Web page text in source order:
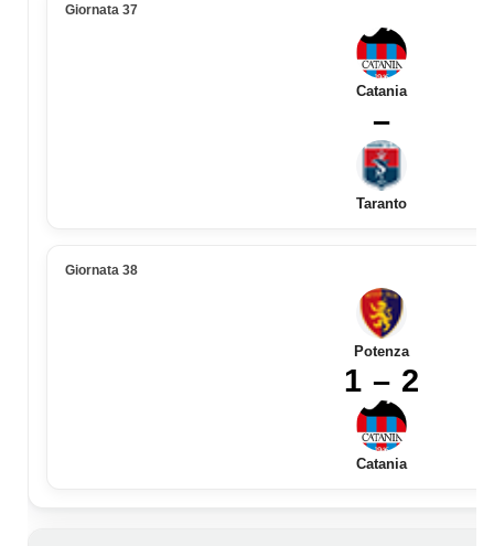
Giornata 37
Catania
–
Taranto
Giornata 38
Potenza
1 – 2
Catania